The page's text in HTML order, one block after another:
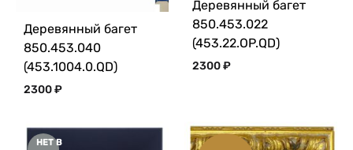
Деревянный багет
850.453.040
(453.1004.0.QD)
2300₽
Деревянный багет
850.453.022
(453.22.OP.QD)
2300₽
НЕТ В